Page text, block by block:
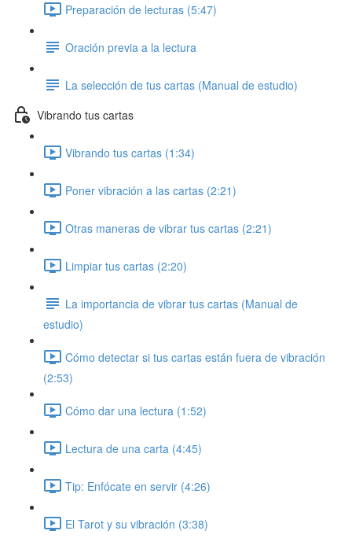
Preparación de lecturas (5:47)
Oración previa a la lectura
La selección de tus cartas (Manual de estudio)
Vibrando tus cartas
Vibrando tus cartas (1:34)
Poner vibración a las cartas (2:21)
Otras maneras de vibrar tus cartas (2:21)
Limpiar tus cartas (2:20)
La importancia de vibrar tus cartas (Manual de
estudio)
Cómo detectar si tus cartas están fuera de vibración
(2:53)
Cómo dar una lectura (1:52)
Lectura de una carta (4:45)
Tip: Enfócate en servir (4:26)
El Tarot y su vibración (3:38)